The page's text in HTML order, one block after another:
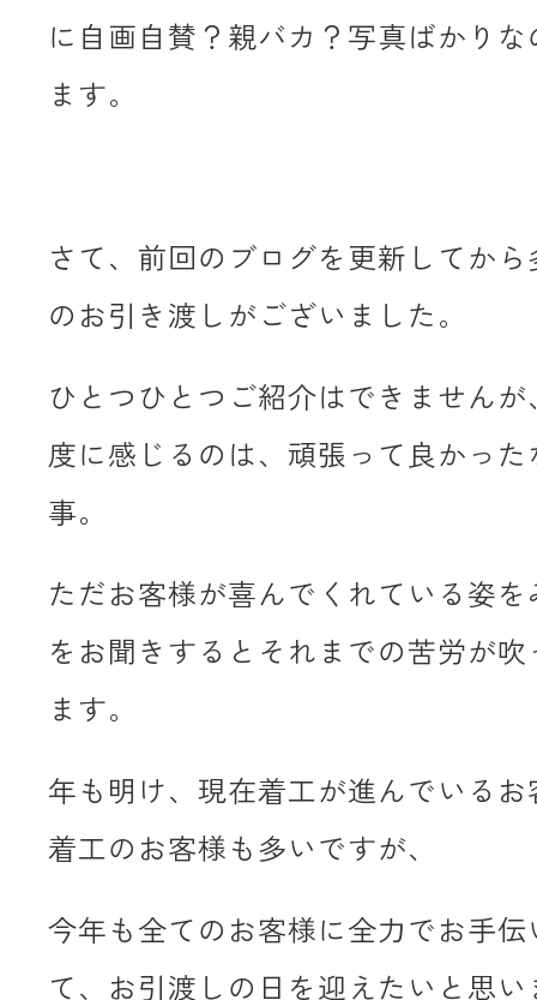
に自画自賛？親バカ？写真ばかり
ます。
さて、前回のブログを更新してか
のお引き渡しがございました。
ひとつひとつご紹介はできません
度に感じるのは、頑張って良かっ
事。
ただお客様が喜んでくれている姿
をお聞きするとそれまでの苦労が
ます。
年も明け、現在着工が進んでいる
着工のお客様も多いですが、
今年も全てのお客様に全力でお手
て、お引渡しの日を迎えたいと思い